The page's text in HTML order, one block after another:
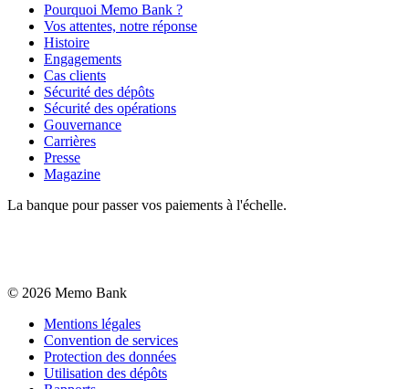
Pourquoi Memo Bank ?
Vos attentes, notre réponse
Histoire
Engagements
Cas clients
Sécurité des dépôts
Sécurité des opérations
Gouvernance
Carrières
Presse
Magazine
La banque pour passer vos paiements à l'échelle.
© 2026 Memo Bank
Mentions légales
Convention de services
Protection des données
Utilisation des dépôts